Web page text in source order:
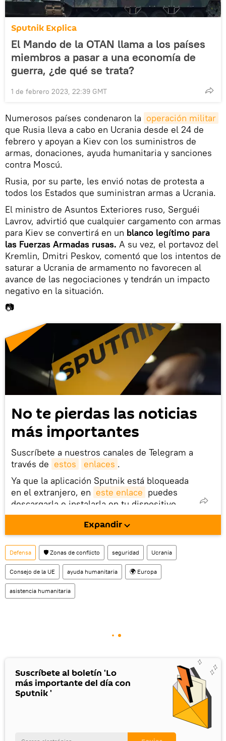
Sputnik Explica
El Mando de la OTAN llama a los países
miembros a pasar a una economía de
guerra, ¿de qué se trata?
1 de febrero 2023, 22:39 GMT
Numerosos países condenaron la operación militar
que Rusia lleva a cabo en Ucrania desde el 24 de
febrero y apoyan a Kiev con los suministros de
armas, donaciones, ayuda humanitaria y sanciones
contra Moscú.
Rusia, por su parte, les envió notas de protesta a
todos los Estados que suministran armas a Ucrania.
El ministro de Asuntos Exteriores ruso, Serguéi
Lavrov, advirtió que cualquier cargamento con armas
para Kiev se convertirá en un blanco legítimo para
las Fuerzas Armadas rusas. A su vez, el portavoz del
Kremlin, Dmitri Peskov, comentó que los intentos de
saturar a Ucrania de armamento no favorecen al
avance de las negociaciones y tendrán un impacto
negativo en la situación.
📷
No te pierdas las noticias
más importantes
Suscríbete a nuestros canales de Telegram a
través de estos enlaces .
Ya que la aplicación Sputnik está bloqueada
en el extranjero, en este enlace puedes
descargarla e instalarla en tu dispositivo
móvil (¡solo para Android!).
También tenemos una cuenta en la red
social rusa VK .
Expandir
Defensa 🛡️ Zonas de conflicto seguridad Ucrania
Consejo de la UE ayuda humanitaria 🌍 Europa
asistencia humanitaria
Suscríbete al boletín 'Lo
más importante del día con
Sputnik '